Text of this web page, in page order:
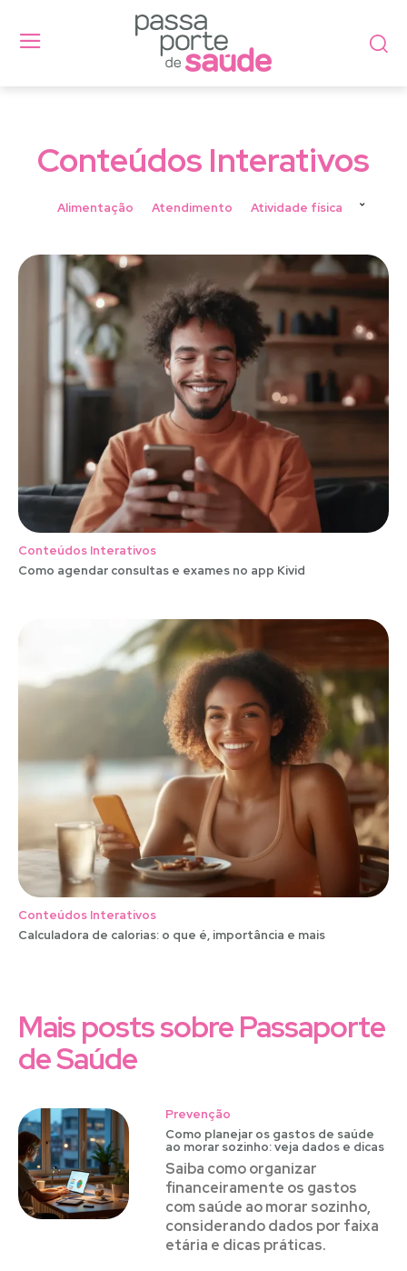
Conteúdos Interativos
Alimentação Atendimento Atividade física
Conteúdos Interativos
Como agendar consultas e exames no app Kivid
Conteúdos Interativos
Calculadora de calorias: o que é, importância e mais
Mais posts sobre Passaporte
de Saúde
Prevenção
Como planejar os gastos de saúde
ao morar sozinho: veja dados e dicas
Saiba como organizar
financeiramente os gastos
com saúde ao morar sozinho,
considerando dados por faixa
etária e dicas práticas.